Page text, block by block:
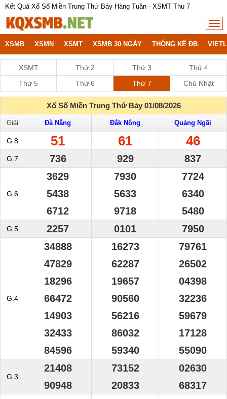
Kết Quả Xổ Số Miền Trung Thứ Bảy Hàng Tuần - XSMT Thu 7
XSMB XSMN XSMT XSMB 30 NGÀY THỐNG KÊ ĐB
XSMT Thứ 2 Thứ 3
Thứ 4
Thứ 5
Thứ 6 Thứ 7 Chủ Nhật
Xổ Số Miền Trung Thứ Bảy 01/08/2026
Giải Đà Nẵng Đắk Nông Quảng Ngãi
G.8 51 61 46
G.7 736 929 837
G.6
3629
5438
6712
7930
5633
9718
7724
6340
5480
G.5 2257 0101 7950
G.4
34888
47829
18296
66472
14903
32433
84596
16273
62287
19657
90560
56216
86032
59340
79761
26502
04398
32236
59679
17128
55090
G.3
21408
90948
73152
20833
02630
68317